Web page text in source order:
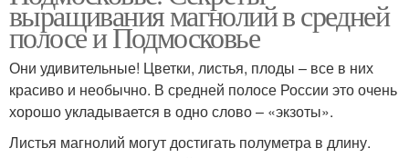
выращивания магнолий в средней
полосе и Подмосковье
Они удивительные! Цветки, листья, плоды – все в них
красиво и необычно. В средней полосе России это очень
хорошо укладывается в одно слово – «экзоты».
Листья магнолий могут достигать полуметра в длину.